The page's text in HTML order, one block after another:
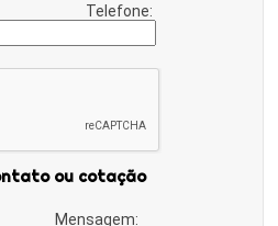
Telefone:
ou cotação
Mensagem: